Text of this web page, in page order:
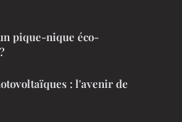
pique-nique éco-
: l'avenir de